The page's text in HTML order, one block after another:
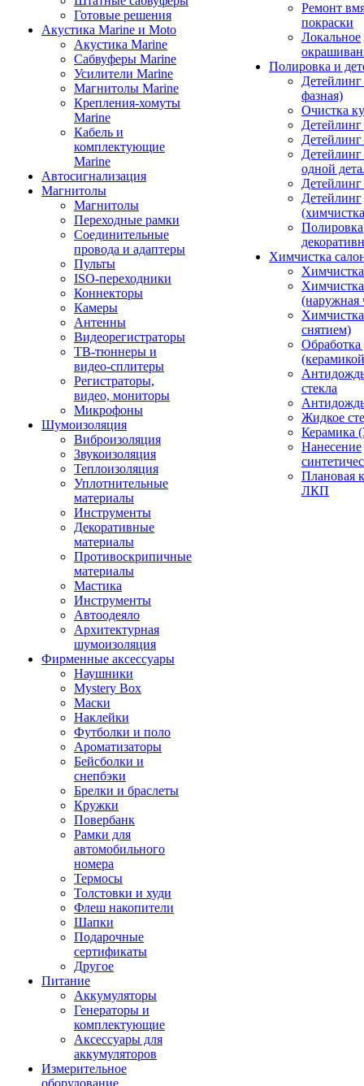
Готовые решения
Акустика Marine и Moto
Акустика Marine
Сабвуферы Marine
Усилители Marine
Магнитолы Marine
Крепления-хомуты
Marine
Кабель и
комплектующие
Marine
Автосигнализация
Магнитолы
Магнитолы
Переходные рамки
Соединительные
провода и адаптеры
Пульты
ISO-переходники
Коннекторы
Камеры
Антенны
Видеорегистраторы
ТВ-тюннеры и
видео-сплитеры
Регистраторы,
видео, мониторы
Микрофоны
Шумоизоляция
Виброизоляция
Звукоизоляция
Теплоизоляция
Уплотнительные
материалы
Инструменты
Декоративные
материалы
Противоскрипичные
материалы
Мастика
Инструменты
Автоодеяло
Архитектурная
шумоизоляция
Фирменные аксессуары
Наушники
Mystery Box
Маски
Наклейки
Футболки и поло
Ароматизаторы
Бейсболки и
снепбэки
Брелки и браслеты
Кружки
Повербанк
Рамки для
автомобильного
номера
Термосы
Толстовки и худи
Флеш накопители
Шапки
Подарочные
сертификаты
Другое
Питание
Аккумуляторы
Генераторы и
комплектующие
Аксессуары для
аккумуляторов
Измерительное
оборудование
Ремонт
покраски
Локальное
Полировка и
фазная)
Очистка
Детейлинг
одной
Детейлинг
Полировка
Химчистка
(наружная
снятием)
Обработка
стекла
Жидкое
Керамика
Нанесение
Плановая
ЛКП